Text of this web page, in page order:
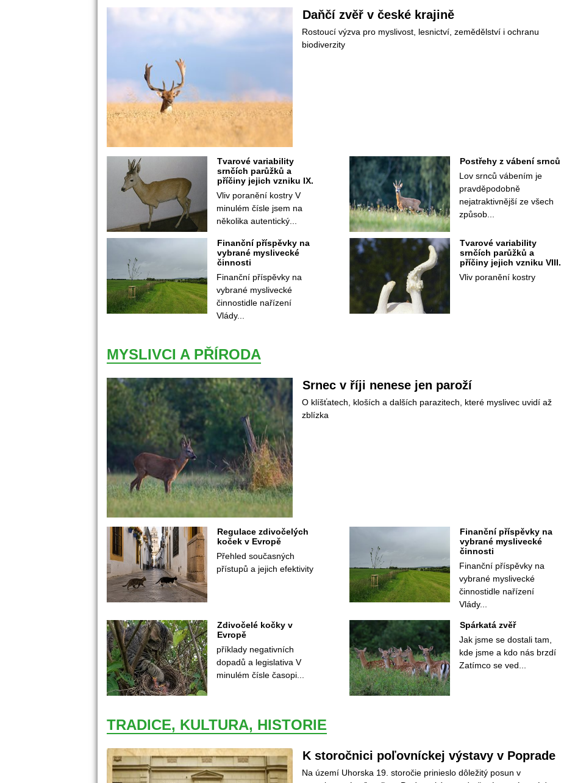
Daňčí zvěř v české krajině
Rostoucí výzva pro myslivost, lesnictví, zemědělství i ochranu
biodiverzity
Tvarové variability
rnčích parůžků a
příčiny jejich vzniku IX.
Vliv poranění kostry V
minulém čísle jsem na
několika autentický...
Postřehy z vábení srnců
Lov srnců vábením je
pravděpodobně
nejatraktivnější ze všech
způsob...
Finanční příspěvky na
vybrané myslivecké
činnosti
Finanční příspěvky na
vybrané myslivecké
činnostidle nařízení
Vlády...
Tvarové variability
rnčích parůžků a
příčiny jejich vzniku VIII.
Vliv poranění kostry
MYSLIVCI A PŘÍRODA
Srnec v říji nenese jen paroží
O klíšťatech, kloších a dalších parazitech, které myslivec uvidí až
zblízka
Regulace zdivočelých
koček v Evropě
Přehled současných
přístupů a jejich efektivity
Finanční příspěvky na
vybrané myslivecké
činnosti
Finanční příspěvky na
vybrané myslivecké
činnostidle nařízení
Vlády...
Zdivočelé kočky v
Evropě
příklady negativních
dopadů a legislativa V
minulém čísle časopi...
Spárkatá zvěř
Jak jsme se dostali tam,
kde jsme a kdo nás brzdí
Zatímco se ved...
TRADICE, KULTURA, HISTORIE
K storočnici poľovníckej výstavy v Poprade
Na území Uhorska 19. storočie prinieslo dôležitý posun v